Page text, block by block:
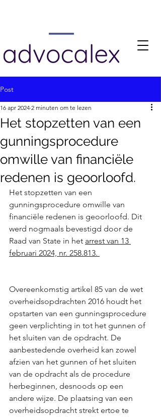
Post
Het stopzetten van een
gunningsprocedure
omwille van financiële
redenen is geoorloofd.
16 apr 2024 2 minuten om te lezen
Het stopzetten van een
gunningsprocedure omwille van
financiële redenen is geoorloofd. Dit
werd nogmaals bevestigd door de
Raad van State in het arrest van 13
februari 2024, nr. 258.813.
Overeenkomstig artikel 85 van de wet
overheidsopdrachten 2016 houdt het
opstarten van een gunningsprocedure
geen verplichting in tot het gunnen of
het sluiten van de opdracht. De
aanbestedende overheid kan zowel
afzien van het gunnen of het sluiten
van de opdracht als de procedure
herbeginnen, desnoods op een
andere wijze. De plaatsing van een
overheidsopdracht strekt ertoe te